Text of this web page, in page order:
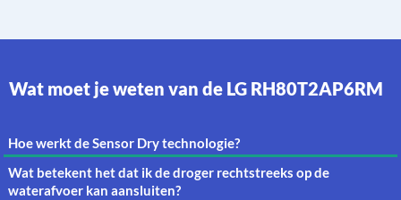
Wat moet je weten van de LG RH80T2AP6RM
Hoe werkt de Sensor Dry technologie?
Wat betekent het dat ik de droger rechtstreeks op de
waterafvoer kan aansluiten?